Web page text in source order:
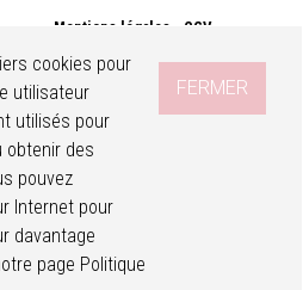
Mentions légales
CGV
Programme fidélité
Livraisons internationales
SUIVEZ-NOUS
cookies pour
utilisateur
utilisés pour
obtenir des
pouvez
Internet pour
davantage
page Politique
FERMER